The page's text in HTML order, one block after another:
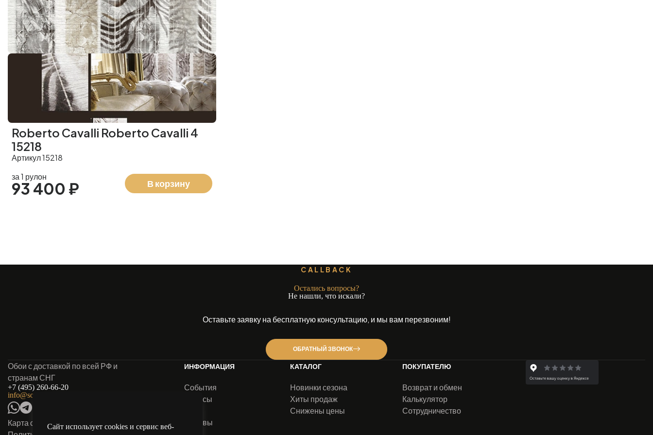
Roberto Cavalli Roberto Cavalli 4
15218
Артикул 15218
за 1 рулон
93 400 ₽ В корзину
CALLBACK
Остались вопросы?
Не нашли, что искали?
Оставьте заявку на бесплатную консультацию, и мы вам перезвоним!
ОБРАТНЫЙ ЗВОНОК
Обои с доставкой по всей РФ и
странам СНГ
+7 (495) 260-66-20
info@solo-oboi.ru
Карта сайта
ИНФОРМАЦИЯ
События
Анонсы
Отзывы
КАТАЛОГ
Новинки сезона
Хиты продаж
Снижены цены
ПОКУПАТЕЛЮ
Возврат и обмен
Калькулятор
Сотрудничество
Сайт использует cookies и сервис веб-